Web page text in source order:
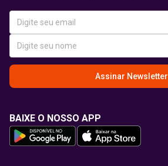
Assinar Newsletter
BAIXE O NOSSO APP